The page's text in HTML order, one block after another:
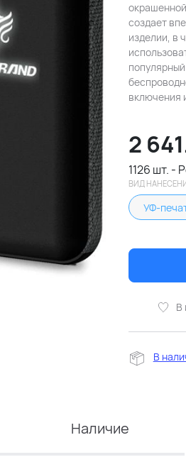
создает
изделии, в
включения
2
1126 шт. -
ВИД
УФ-
В
В
Наличие